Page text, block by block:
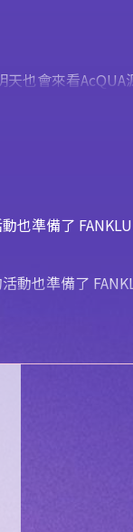
也會來看AcQUA
也準備了